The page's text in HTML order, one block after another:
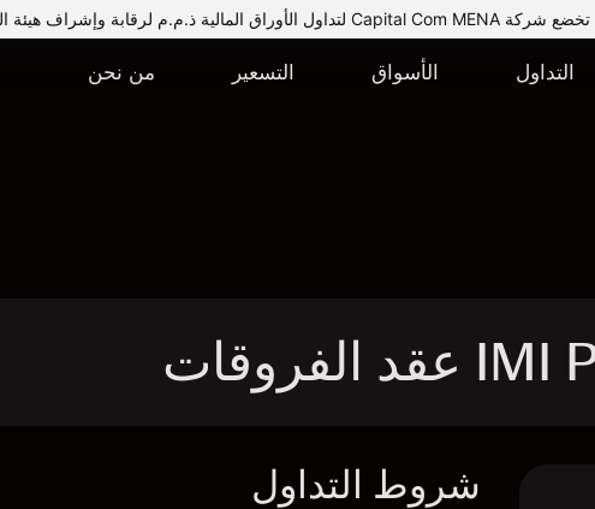
تخضع شركة Capital Com MENA لتداول الأوراق المالية ذ.م.م لرقابة وإشراف هيئة السوق المالية.
التداول الأسواق التسعير من نحن
شروط التداول